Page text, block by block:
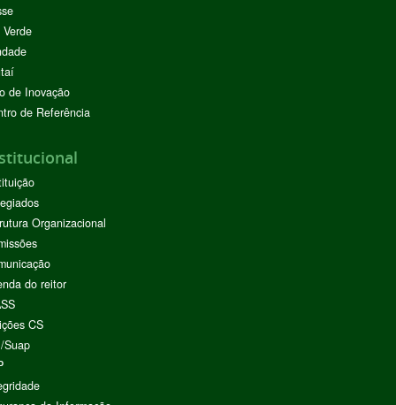
de Inovação
de Referência
Organizacional
do reitor
CS
Suap